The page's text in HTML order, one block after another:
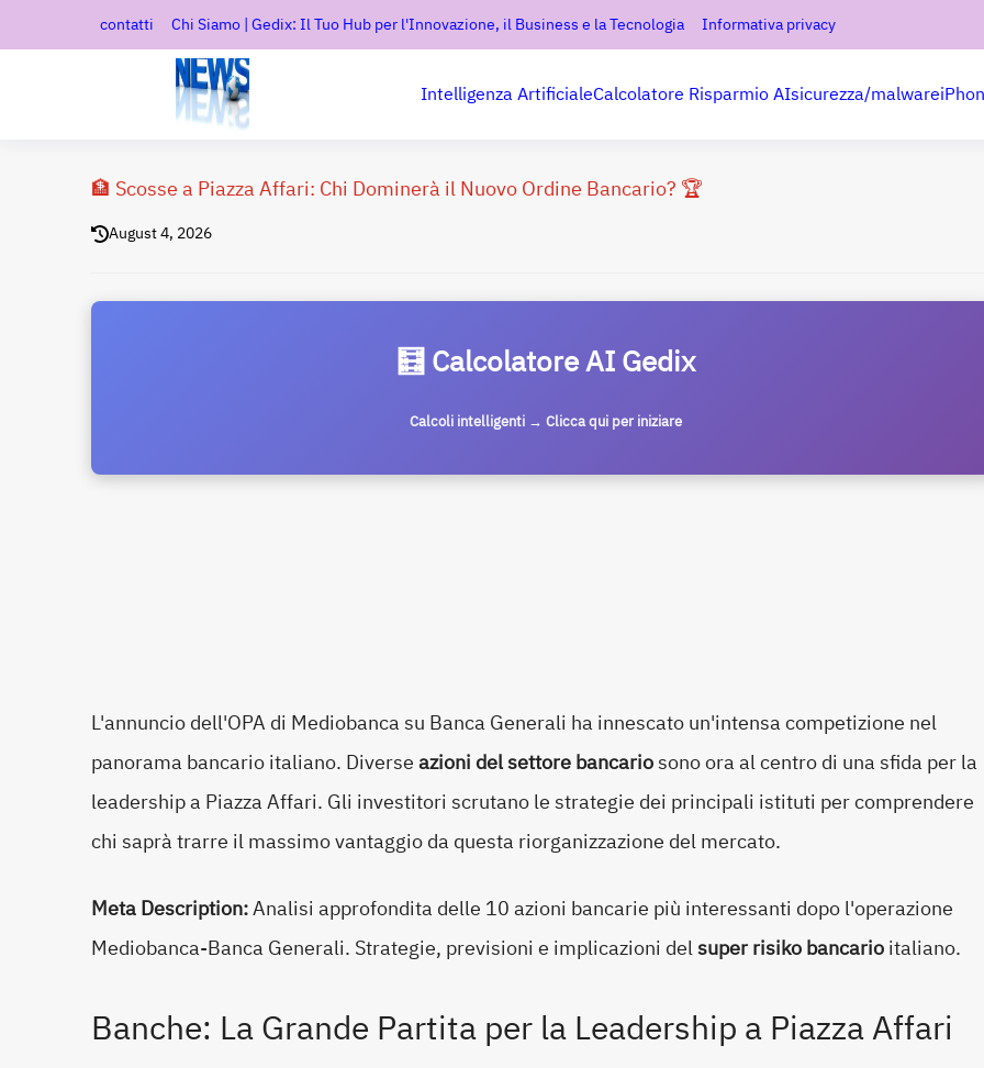
contatti Chi Siamo | Gedix: Il Tuo Hub per l'Innovazione, il Business e la Tecnologia Informativa privacy
Intelligenza ArtificialeCalcolatore Risparmio AIsicurezza/malware
🏦 Scosse a Piazza Affari: Chi Dominerà il Nuovo Ordine Bancario? 🏆
August 4, 2026
🧮 Calcolatore AI Gedix
Calcoli intelligenti → Clicca qui per iniziare
L'annuncio dell'OPA di Mediobanca su Banca Generali ha innescato un'intensa competizione nel
panorama bancario italiano. Diverseazioni del settore bancariosono ora al centro di una sfida per la
leadership a Piazza Affari. Gli investitori scrutano le strategie dei principali istituti per comprendere
chi saprà trarre il massimo vantaggio da questa riorganizzazione del mercato.
Meta Description:Analisi approfondita delle 10 azioni bancarie più interessanti dopo l'operazione
Mediobanca-Banca Generali. Strategie, previsioni e implicazioni delsuper risiko bancarioitaliano.
Banche: La Grande Partita per la Leadership a Piazza Affari